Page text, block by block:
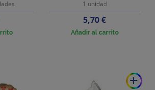
1 unidad
Precio
5,70 €
Añadir al carrito
add